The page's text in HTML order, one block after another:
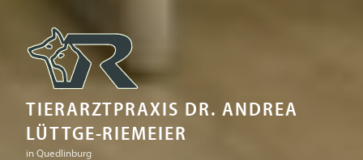
TIERARZTPRAXIS DR. ANDREA
LÜTTGE-RIEMEIER
in Quedlinburg